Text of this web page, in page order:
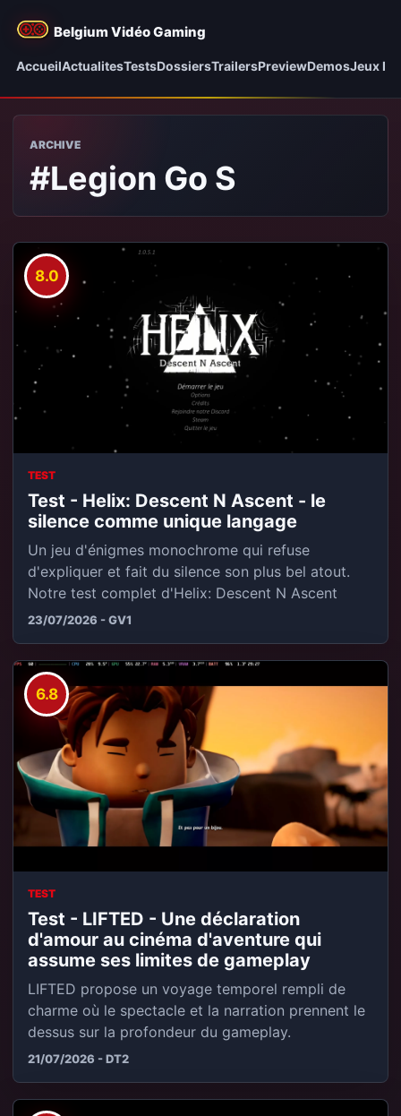
Belgium Vidéo Gaming
AccueilActualitesTestsDossiersTrailersPreviewDemosJeux
ARCHIVE
#Legion Go S
8.0
TEST
Test - Helix: Descent N Ascent - le
silence comme unique langage
Un jeu d'énigmes monochrome qui refuse
d'expliquer et fait du silence son plus bel atout.
Notre test complet d'Helix: Descent N Ascent
23/07/2026 - GV1
6.8
TEST
Test - LIFTED - Une déclaration
d'amour au cinéma d'aventure qui
assume ses limites de gameplay
LIFTED propose un voyage temporel rempli de
charme où le spectacle et la narration prennent le
dessus sur la profondeur du gameplay.
21/07/2026 - DT2